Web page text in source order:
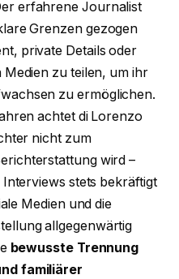
erfahrene Journalist
Grenzen gezogen
private Details oder
Medien zu teilen, um ihr
zu ermöglichen.
achtet di Lorenzo
nicht zum
wird –
stets bekräftigt
Medien und die
allgegenwärtig
bewusste Trennung
familiärer